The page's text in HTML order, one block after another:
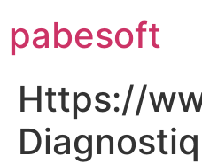
pabesoft
Https://